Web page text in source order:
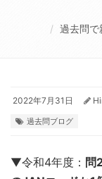
過去問
2022年7月31日
過去問ブログ
▼令和4年度： 問